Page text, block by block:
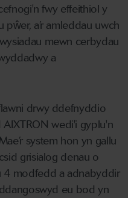
fwy effeithiol y
a’r amleddau uwch
mewn cerbydau
a
drwy ddefnyddio
wedi'i gyplu'n
system hon yn gallu
grisialog denau o
4 modfedd a adnabyddir
eu bod yn